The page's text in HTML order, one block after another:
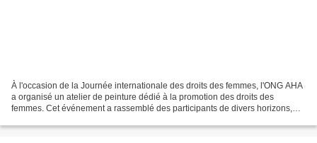
À l'occasion de la Journée internationale des droits des femmes, l'ONG AHA
a organisé un atelier de peinture dédié à la promotion des droits des
femmes. Cet événement a rassemblé des participants de divers horizons,